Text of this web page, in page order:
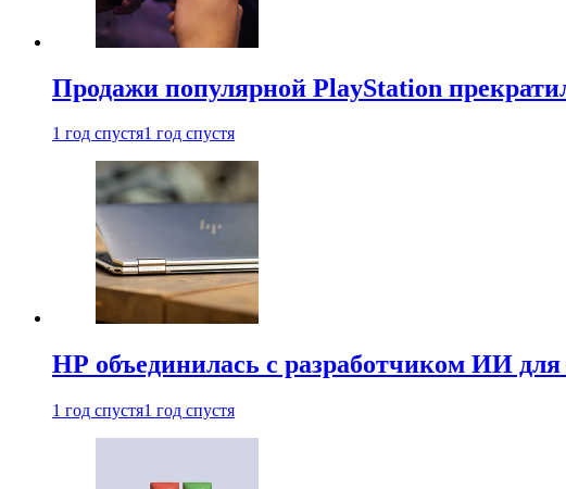
Продажи популярной PlayStation
1 год спустя1 год спустя
HP объединилась с разработчиком ИИ
1 год спустя1 год спустя